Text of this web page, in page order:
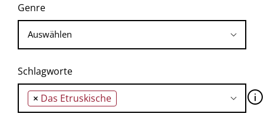
Genre
Schlagworte
× Das Etruskische 🛈